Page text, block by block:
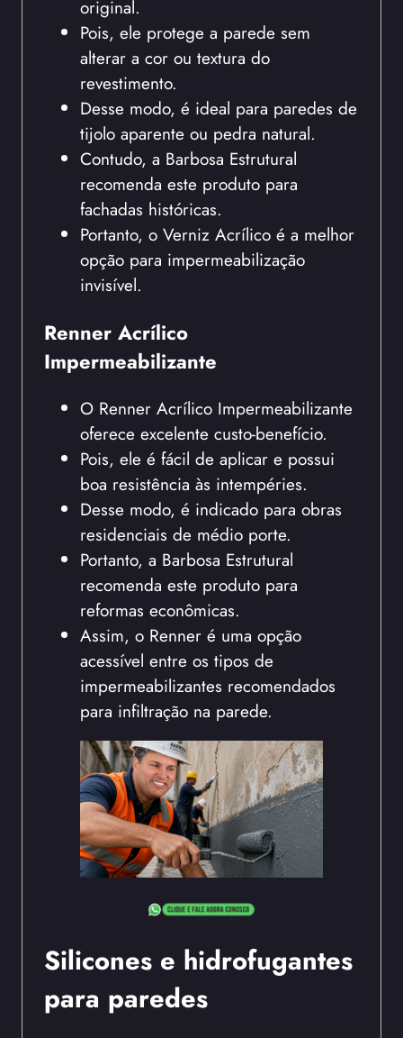
original.
Pois, ele protege a parede sem
alterar a cor ou textura do
revestimento.
Desse modo, é ideal para paredes de
tijolo aparente ou pedra natural.
Contudo, a Barbosa Estrutural
recomenda este produto para
fachadas históricas.
Portanto, o Verniz Acrílico é a melhor
opção para impermeabilização
invisível.
Renner Acrílico
Impermeabilizante
O Renner Acrílico Impermeabilizante
oferece excelente custo-benefício.
Pois, ele é fácil de aplicar e possui
boa resistência às intempéries.
Desse modo, é indicado para obras
residenciais de médio porte.
Portanto, a Barbosa Estrutural
recomenda este produto para
reformas econômicas.
Assim, o Renner é uma opção
acessível entre os tipos de
impermeabilizantes recomendados
para infiltração na parede.
Silicones e hidrofugantes
para paredes